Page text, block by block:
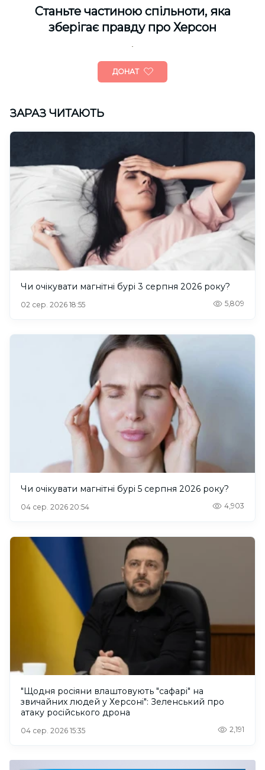
Cтаньте частиною спільноти, яка
зберігає правду про Херсон
ДОНАТ
ЗАРАЗ ЧИТАЮТЬ
Чи очікувати магнітні бурі 3 серпня 2026 року?
02 сер. 2026 18:55 5,809
Чи очікувати магнітні бурі 5 серпня 2026 року?
04 сер. 2026 20:54 4,903
"Щодня росіяни влаштовують "сафарі" на
звичайних людей у Херсоні": Зеленський про
атаку російського дрона
04 сер. 2026 15:35 2,191